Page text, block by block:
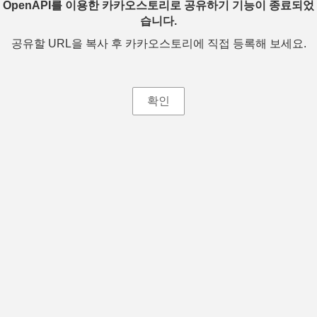
OpenAPI를 이용한 카카오스토리로 공유하기 기능이 종료되었
습니다.
공유할 URL을 복사 후 카카오스토리에 직접 등록해 보세요.
확인